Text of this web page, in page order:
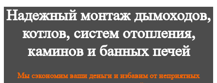
Надежный монтаж дымоходов,
котлов, систем отопления,
каминов и банных печей
Мы сэкономим ваши деньги и избавим от неприятных